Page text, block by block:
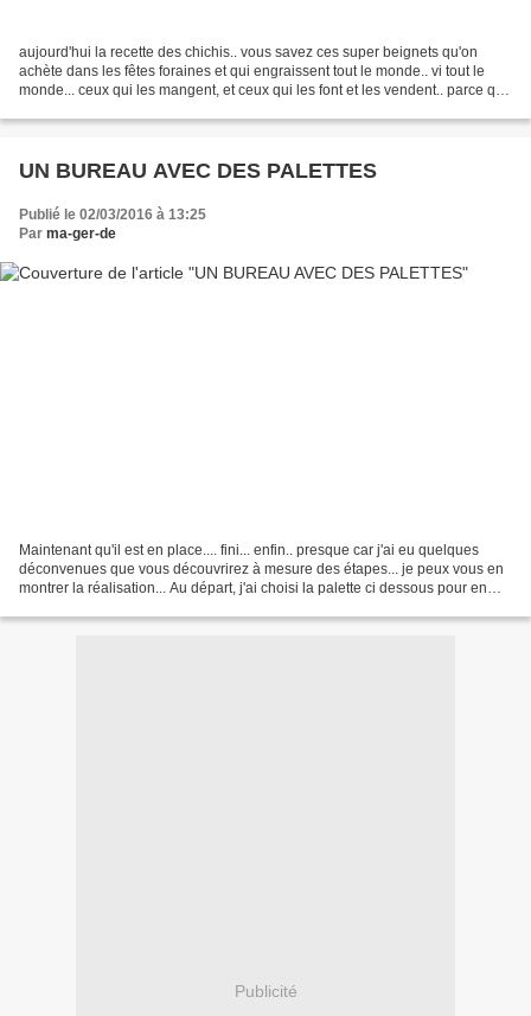
aujourd'hui la recette des chichis.. vous savez ces super beignets qu'on
achète dans les fêtes foraines et qui engraissent tout le monde.. vi tout le
monde... ceux qui les mangent, et ceux qui les font et les vendent.. parce que
UN BUREAU AVEC DES PALETTES
Publié le 02/03/2016 à 13:25
Par ma-ger-de
Maintenant qu'il est en place.... fini... enfin.. presque car j'ai eu quelques
déconvenues que vous découvrirez à mesure des étapes... je peux vous en
montrer la réalisation... Au départ, j'ai choisi la palette ci dessous pour en
Publicité